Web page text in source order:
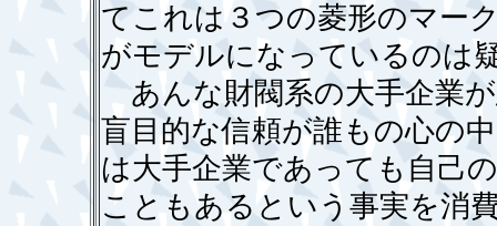
てこれは３つの菱形のマー
がモデルになっているのは
あんな財閥系の大手企業
盲目的な信頼が誰もの心の
は大手企業であっても自己
こともあるという事実を消